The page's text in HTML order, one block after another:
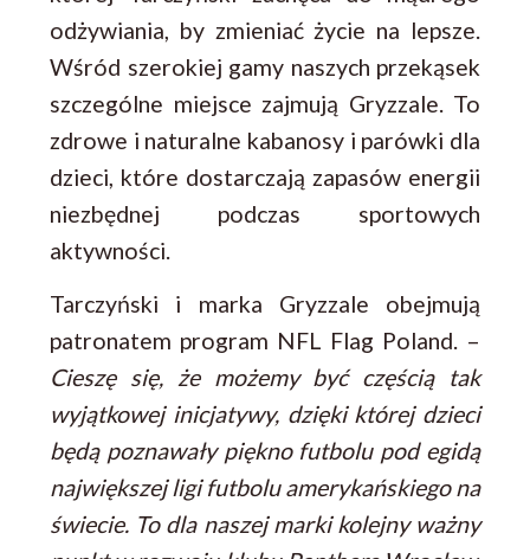
odżywiania, by zmieniać życie na lepsze.
Wśród szerokiej gamy naszych przekąsek
szczególne miejsce zajmują Gryzzale. To
zdrowe i naturalne kabanosy i parówki dla
dzieci, które dostarczają zapasów energii
niezbędnej podczas sportowych
aktywności.
Tarczyński i marka Gryzzale obejmują
patronatem program NFL Flag Poland. –
Cieszę się, że możemy być częścią tak
wyjątkowej inicjatywy, dzięki której dzieci
będą poznawały piękno futbolu pod egidą
największej ligi futbolu amerykańskiego na
świecie. To dla naszej marki kolejny ważny